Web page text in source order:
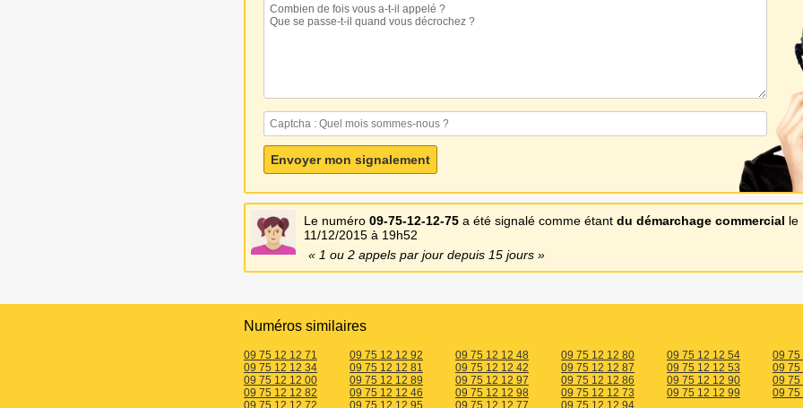
Le numéro 09-75-12-12-75 a été signalé comme étant du démarchage commercial le
11/12/2015 à 19h52
1 ou 2 appels par jour depuis 15 jours
Numéros similaires
09 75 12 12 71 09 75 12 12 92 09 75 12 12 48 09 75 12 12 80 09 75 12 12 54
09 75
09 75 12 12 34
09 75 12 12 81 09 75 12 12 42 09 75 12 12 87 09 75 12 12 53
09 75
09 75 12 12 00
09 75 12 12 89 09 75 12 12 97 09 75 12 12 86 09 75 12 12 90
09 75
09 75 12 12 82
09 75 12 12 46 09 75 12 12 98 09 75 12 12 73 09 75 12 12 99
09 75